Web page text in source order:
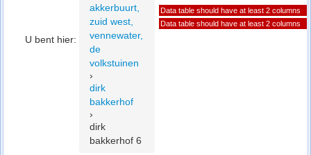
Cookie beleid
U bent hier:
akkerbuurt,
zuid west,
vennewater,
de
volkstuinen
›
dirk
bakkerhof
›
dirk
bakkerhof 6
Data table should have at least 2 columns
Data table should have at least 2 columns